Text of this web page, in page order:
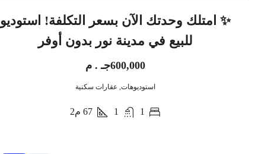
✨ امتلك وحدتك الآن بسعر التكلفة! استوديو
للبيع في مدينة نور بدون أوفر
600,000جـ . م
استوديوهات, عقارات سكنية
1
1
67 م2